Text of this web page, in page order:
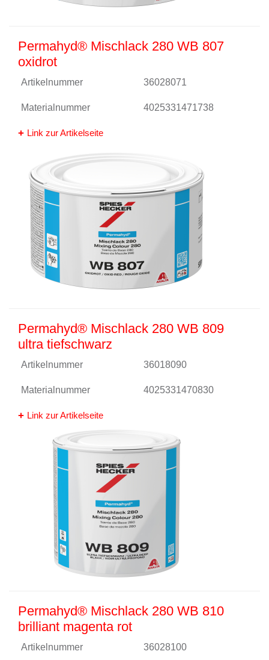
Permahyd® Mischlack 280 WB 807
oxidrot
Artikelnummer 36028071
Materialnummer 4025331471738
Link zur Artikelseite
Permahyd® Mischlack 280 WB 809
ultra tiefschwarz
Artikelnummer 36018090
Materialnummer 4025331470830
Link zur Artikelseite
Permahyd® Mischlack 280 WB 810
brilliant magenta rot
Artikelnummer 36028100